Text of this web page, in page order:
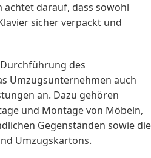
achtet darauf, dass sowohl
sicher verpackt und
des
Umzugsunternehmen auch
an. Dazu gehören
und Montage von Möbeln,
Gegenständen sowie die
Umzugskartons.